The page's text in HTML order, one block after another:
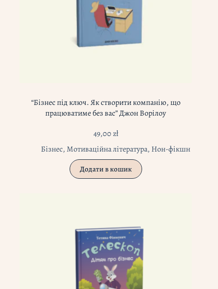
“Бізнес під ключ. Як створити компанію, що
працюватиме без вас” Джон Ворілоу
49,00zł
Бізнес,Мотиваційна література, Нон-фікшн
Додати в кошик